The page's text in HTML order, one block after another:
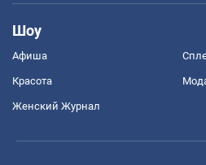
Шоу
Афиша
Красота
Женский Журнал